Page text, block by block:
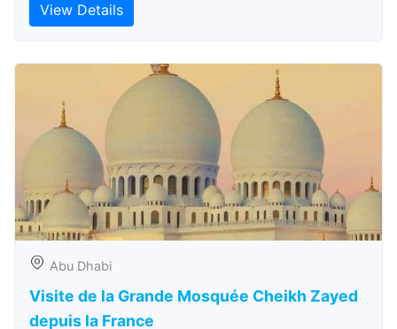
View Details
Abu Dhabi
Visite de la Grande Mosquée Cheikh Zayed
depuis la France